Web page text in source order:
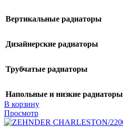
Вертикальные радиаторы
Дизайнерские радиаторы
Трубчатые радиаторы
Напольные и низкие радиаторы
В корзину
Просмотр